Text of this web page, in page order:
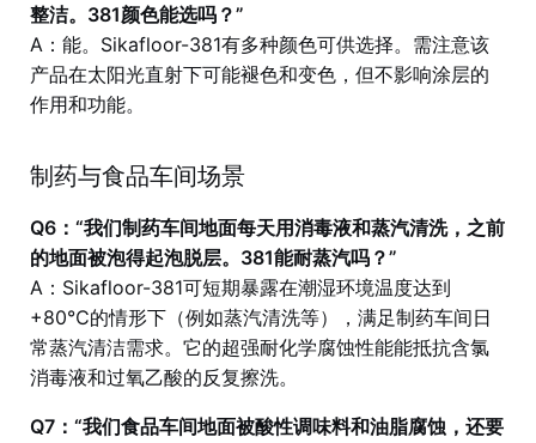
整洁。381颜色能选吗？”
A：能。Sikafloor-381有多种颜色可供选择。需注意该
产品在太阳光直射下可能褪色和变色，但不影响涂层的
作用和功能。
制药与食品车间场景
Q6：“我们制药车间地面每天用消毒液和蒸汽清洗，之前
的地面被泡得起泡脱层。381能耐蒸汽吗？”
A：Sikafloor-381可短期暴露在潮湿环境温度达到
+80℃的情形下（例如蒸汽清洗等），满足制药车间日
常蒸汽清洁需求。它的超强耐化学腐蚀性能能抵抗含氯
消毒液和过氧乙酸的反复擦洗。
Q7：“我们食品车间地面被酸性调味料和油脂腐蚀，还要